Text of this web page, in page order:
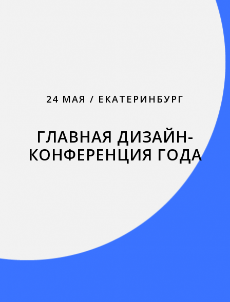
24 МАЯ / ЕКАТЕРИНБУРГ
ГЛАВНАЯ ДИЗАЙН-
КОНФЕРЕНЦИЯ ГОДА